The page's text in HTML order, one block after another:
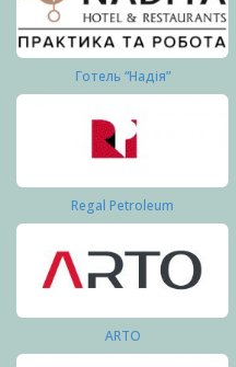
Готель “Надія”
Regal Petroleum
ARTO